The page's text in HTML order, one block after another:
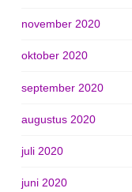
november 2020
oktober 2020
september 2020
augustus 2020
juli 2020
juni 2020